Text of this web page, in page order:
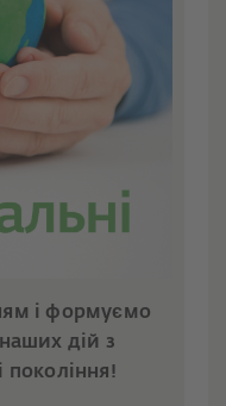
і формуємо
дій з
покоління!